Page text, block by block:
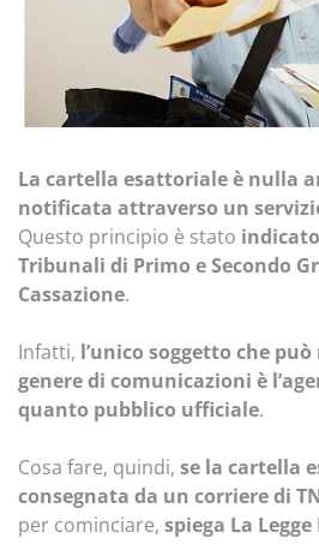
La cartella esattoriale è nulla
notificata attraverso un
Questo principio è stato
Tribunali di Primo e Secondo
Cassazione.
Infatti, l’unico soggetto che
genere di comunicazioni è
quanto pubblico ufficiale.
Cosa fare, quindi, se la cartella
consegnata da un corriere di
per cominciare, spiega La